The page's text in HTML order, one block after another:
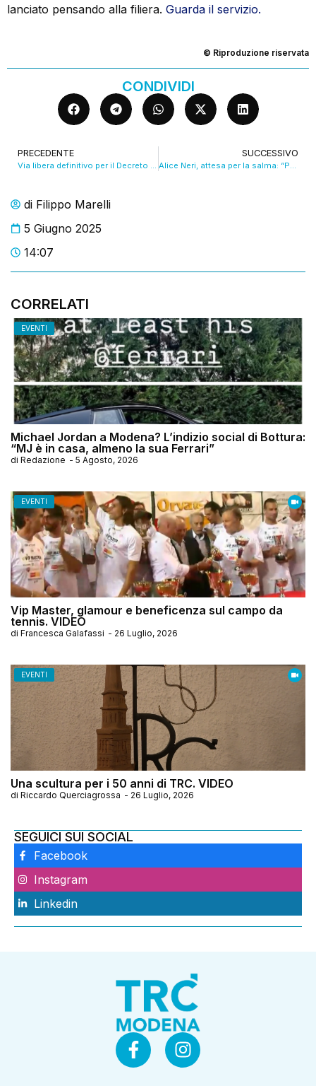
di Filippo Marelli
5 Giugno 2025
14:07
CORRELATI
EVENTI
Michael Jordan a Modena? L’indizio social di Bottura:
“MJ è in casa, almeno la sua Ferrari”
di Redazione - 5 Agosto, 2026
EVENTI
Vip Master, glamour e beneficenza sul campo da
tennis. VIDEO
di Francesca Galafassi - 26 Luglio, 2026
EVENTI
Una scultura per i 50 anni di TRC. VIDEO
di Riccardo Querciagrossa - 26 Luglio, 2026
lanciato pensando alla filiera. Guarda il servizio.
© Riproduzione riservata
CONDIVIDI
PRECEDENTE
Via libera definitivo per il Decreto Sicurezza
SUCCESSIVO
Alice Neri, attesa per la salma: “Presto sarà di nuovo con noi”
SEGUICI SUI SOCIAL
Facebook
Instagram
Linkedin